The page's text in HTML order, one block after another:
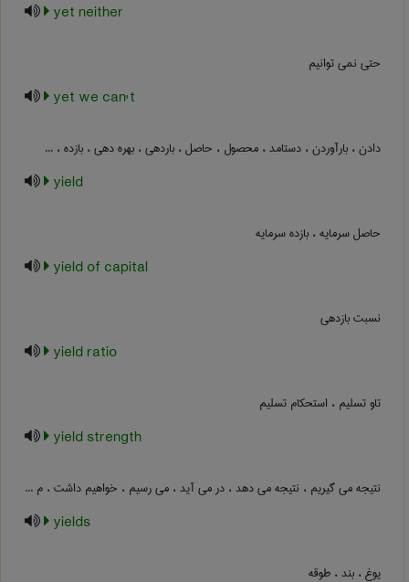
yet neither
حتی نمی توانیم
yet we can't
دادن ، بارآوردن ، دستامد ، محصول ، حاصل ، باردهی ، بهره دهی ، بازده ، ...
yield
حاصل سرمایه ، بازده سرمایه
yield of capital
نسبت بازدهی
yield ratio
تاو تسلیم ، استحکام تسلیم
yield strength
نتیجه می گیریم ، نتیجه می دهد ، در می آید ، می رسیم ، خواهیم داشت ، م ...
yields
یوغ ، بند ، طوقه